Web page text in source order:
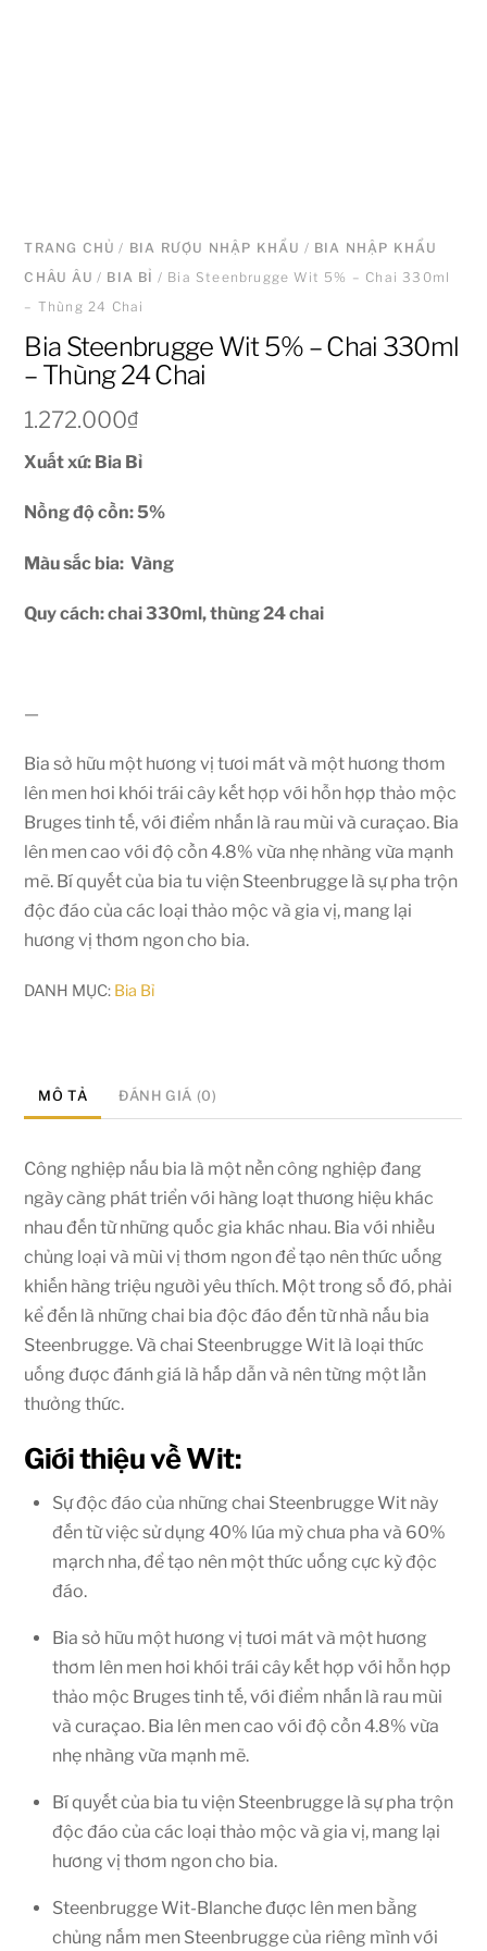
TRANG CHỦ / BIA RƯỢU NHẬP KHẨU / BIA NHẬP KHẨU
CHÂU ÂU / BIA BỈ / Bia Steenbrugge Wit 5% – Chai 330ml
– Thùng 24 Chai
Bia Steenbrugge Wit 5% – Chai 330ml
– Thùng 24 Chai
1.272.000₫
Xuất xứ: Bia Bỉ
Nồng độ cồn: 5%
Màu sắc bia: Vàng
Quy cách: chai 330ml, thùng 24 chai
—
Bia sở hữu một hương vị tươi mát và một hương thơm
lên men hơi khói trái cây kết hợp với hỗn hợp thảo mộc
Bruges tinh tế, với điểm nhấn là rau mùi và curaçao. Bia
lên men cao với độ cồn 4.8% vừa nhẹ nhàng vừa mạnh
mẽ. Bí quyết của bia tu viện Steenbrugge là sự pha trộn
độc đáo của các loại thảo mộc và gia vị, mang lại
hương vị thơm ngon cho bia.
DANH MỤC: Bia Bỉ
MÔ TẢ ĐÁNH GIÁ (0)
Công nghiệp nấu bia là một nền công nghiệp đang
ngày càng phát triển với hàng loạt thương hiệu khác
nhau đến từ những quốc gia khác nhau. Bia với nhiều
chủng loại và mùi vị thơm ngon để tạo nên thức uống
khiến hàng triệu người yêu thích. Một trong số đó, phải
kể đến là những chai bia độc đáo đến từ nhà nấu bia
Steenbrugge. Và chai Steenbrugge Wit là loại thức
uống được đánh giá là hấp dẫn và nên từng một lần
thưởng thức.
Giới thiệu về Wit:
Sự độc đáo của những chai Steenbrugge Wit này
đến từ việc sử dụng 40% lúa mỳ chưa pha và 60%
mạrch nha, để tạo nên một thức uống cực kỳ độc
đáo.
Bia sở hữu một hương vị tươi mát và một hương
thơm lên men hơi khói trái cây kết hợp với hỗn hợp
thảo mộc Bruges tinh tế, với điểm nhấn là rau mùi
và curaçao. Bia lên men cao với độ cồn 4.8% vừa
nhẹ nhàng vừa mạnh mẽ.
Bí quyết của bia tu viện Steenbrugge là sự pha trộn
độc đáo của các loại thảo mộc và gia vị, mang lại
hương vị thơm ngon cho bia.
Steenbrugge Wit-Blanche được lên men bằng
chủng nấm men Steenbrugge của riêng mình với